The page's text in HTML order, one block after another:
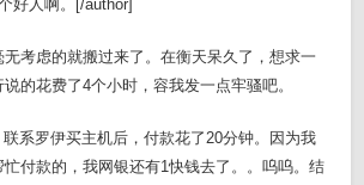
好人啊。[/author]
考虑的就搬过来了。在衡天呆久了，想求一
的花费了4个小时，容我发一点牢骚吧。
系罗伊买主机后，付款花了20分钟。因为我
付款的，我网银还有1快钱去了。。呜呜。结